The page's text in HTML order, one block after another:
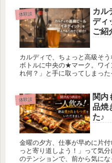
体験談
カル
ディ
ご紹
カルディで、ちょっと高級そ
ボトルに中央の★マーク。ワイ
れ何？」と手に取ってしまっ
体験談
関内
品焼
た♪
金曜の夕方、仕事が早めに片
っと寄り道しよう！」って気
のテンションで、前から気にな